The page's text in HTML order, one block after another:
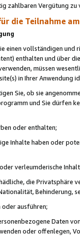
zahlbaren Vergütung zu
die Teilnahme
einen vollständigen
enthalten und über
müssen
in Ihrer Anwendung
Sie, ob sie
und Sie dürfen
oder enthalten;
Inhalte haben oder
verleumderische
die Privatsphäre
Behinderung,
ausführen;
Daten
oder offenlegen,